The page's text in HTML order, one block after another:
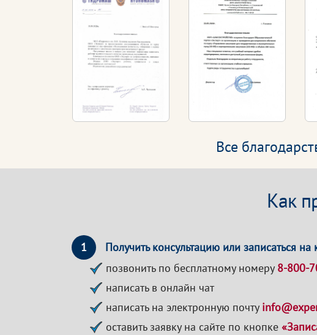
Все
Как
1 Получить консультацию или записаться на
позвонить по бесплатному номеру 8-800-
написать в онлайн чат
написать на электронную почту
оставить заявку на сайте по кнопке